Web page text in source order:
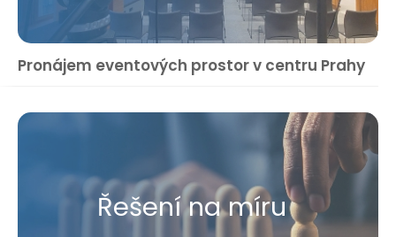
Pronájem eventových prostor v centru Prahy
Řešení na míru